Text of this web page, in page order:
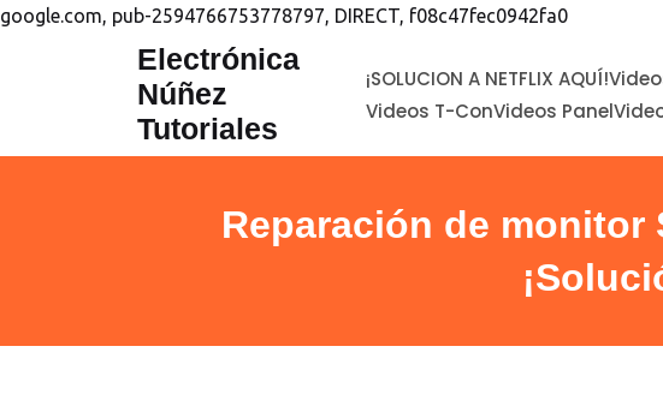
google.com, pub-2594766753778797, DIRECT, f08c47fec0942fa0
Electrónica
Núñez
Tutoriales
¡SOLUCION A NETFLIX AQUÍ!
Videos T-ConVideos Panel
Reparación de monitor